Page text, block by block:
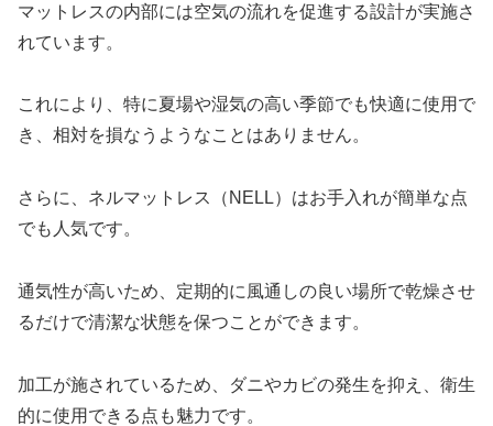
マットレスの内部には空気の流れを促進する設計が実施さ
れています。
これにより、特に夏場や湿気の高い季節でも快適に使用で
き、相対を損なうようなことはありません。
さらに、ネルマットレス（NELL）はお手入れが簡単な点
でも人気です。
通気性が高いため、定期的に風通しの良い場所で乾燥させ
るだけで清潔な状態を保つことができます。
加工が施されているため、ダニやカビの発生を抑え、衛生
的に使用できる点も魅力です。